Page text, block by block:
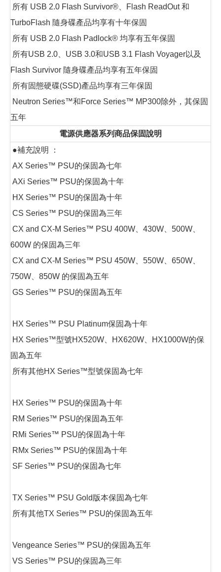
所有 USB 2.0 Flash Survivor®、Flash ReadOut 和
TurboFlash 隨身碟產品均享有十年保固
所有 USB 2.0 Flash Padlock® 均享有五年保固
所有USB 2.0、USB 3.0和USB 3.1 Flash Voyager以及
Flash Survivor 隨身碟產品均享有五年保固
所有固態硬碟(SSD)產品均享有三年保固
Neutron Series™和Force Series™ MP300除外，其保固
五年
電源供應器系列商品保固說明
●補充說明 ：
AX Series™ PSU的保固為七年
AXi Series™ PSU的保固為十年
HX Series™ PSU的保固為十年
CS Series™ PSU的保固為三年
CX and CX-M Series™ PSU 400W、430W、500W、
600W 的保固為三年
CX and CX-M Series™ PSU 450W、550W、650W、
750W、850W 的保固為五年
GS Series™ PSU的保固為五年
HX Series™ PSU Platinum保固為十年
HX Series™型號HX520W、HX620W、HX1000W的保
固為五年
所有其他HX Series™型號保固為七年
HX Series™ PSU的保固為十年
RM Series™ PSU的保固為五年
RMi Series™ PSU的保固為十年
RMx Series™ PSU的保固為十年
SF Series™ PSU的保固為七年
TX Series™ PSU Gold版本保固為七年
所有其他TX Series™ PSU的保固為五年
Vengeance Series™ PSU的保固為五年
VS Series™ PSU的保固為三年